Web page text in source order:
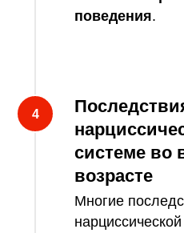
поведения.
системе во
возрасте
Многие